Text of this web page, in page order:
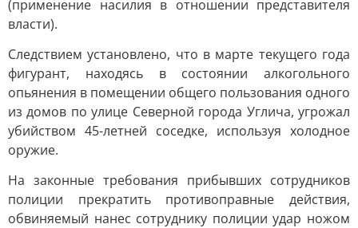
(применение насилия в отношении представителя
власти).
Следствием установлено, что в марте текущего года
фигурант, находясь в состоянии алкогольного
опьянения в помещении общего пользования одного
из домов по улице Северной города Углича, угрожал
убийством 45-летней соседке, используя холодное
оружие.
На законные требования прибывших сотрудников
полиции прекратить противоправные действия,
обвиняемый нанес сотруднику полиции удар ножом